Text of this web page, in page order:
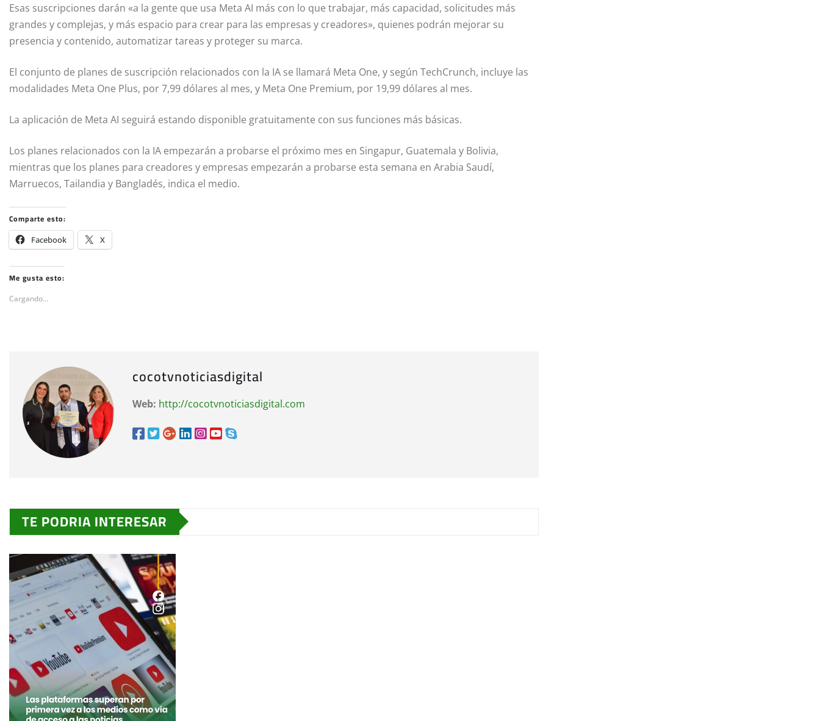
Esas suscripciones darán «a la gente que usa Meta AI más con lo que trabajar, más capacidad, solicitudes más
grandes y complejas, y más espacio para crear para las empresas y creadores», quienes podrán mejorar su
presencia y contenido, automatizar tareas y proteger su marca.
El conjunto de planes de suscripción relacionados con la IA se llamará Meta One, y según TechCrunch, incluye las
modalidades Meta One Plus, por 7,99 dólares al mes, y Meta One Premium, por 19,99 dólares al mes.
La aplicación de Meta AI seguirá estando disponible gratuitamente con sus funciones más básicas.
Los planes relacionados con la IA empezarán a probarse el próximo mes en Singapur, Guatemala y Bolivia,
mientras que los planes para creadores y empresas empezarán a probarse esta semana en Arabia Saudí,
Marruecos, Tailandia y Bangladés, indica el medio.
Comparte esto:
Facebook X
Me gusta esto:
Cargando...
cocotvnoticiasdigital
Web: http://cocotvnoticiasdigital.com
TE PODRIA INTERESAR